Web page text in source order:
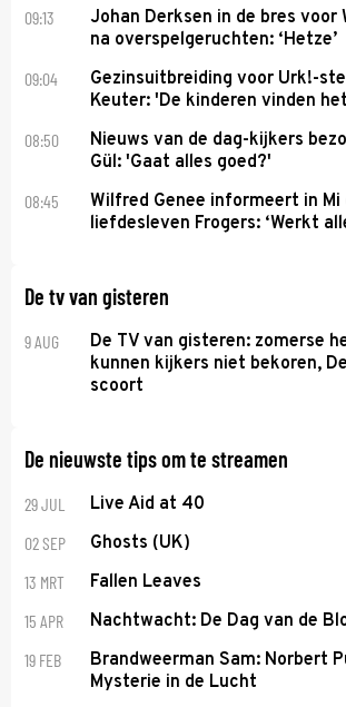
09:13
Johan Derksen in de bres voor
na overspelgeruchten: ‘Hetze’
09:04
Gezinsuitbreiding voor Urk!-
Keuter: 'De kinderen vinden
08:50
Nieuws van de dag-kijkers
Gül: 'Gaat alles goed?'
08:45
Wilfred Genee informeert in Mi
liefdesleven Frogers: ‘Werkt
De tv van gisteren
9 AUG
De TV van gisteren: zomerse
kunnen kijkers niet bekoren,
scoort
De nieuwste tips om te streamen
29 JUL Live Aid at 40
02 SEP Ghosts (UK)
13 MRT Fallen Leaves
15 APR Nachtwacht: De Dag van de
19 FEB
Brandweerman Sam: Norbert
Mysterie in de Lucht